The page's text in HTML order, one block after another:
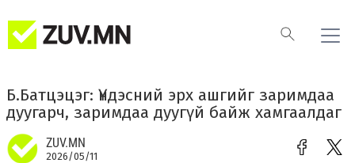
Б.Батцэцэг: Үндэсний эрх ашгийг заримдаа
дуугарч, заримдаа дуугүй байж хамгаалдаг
ZUV.MN
2026/05/11